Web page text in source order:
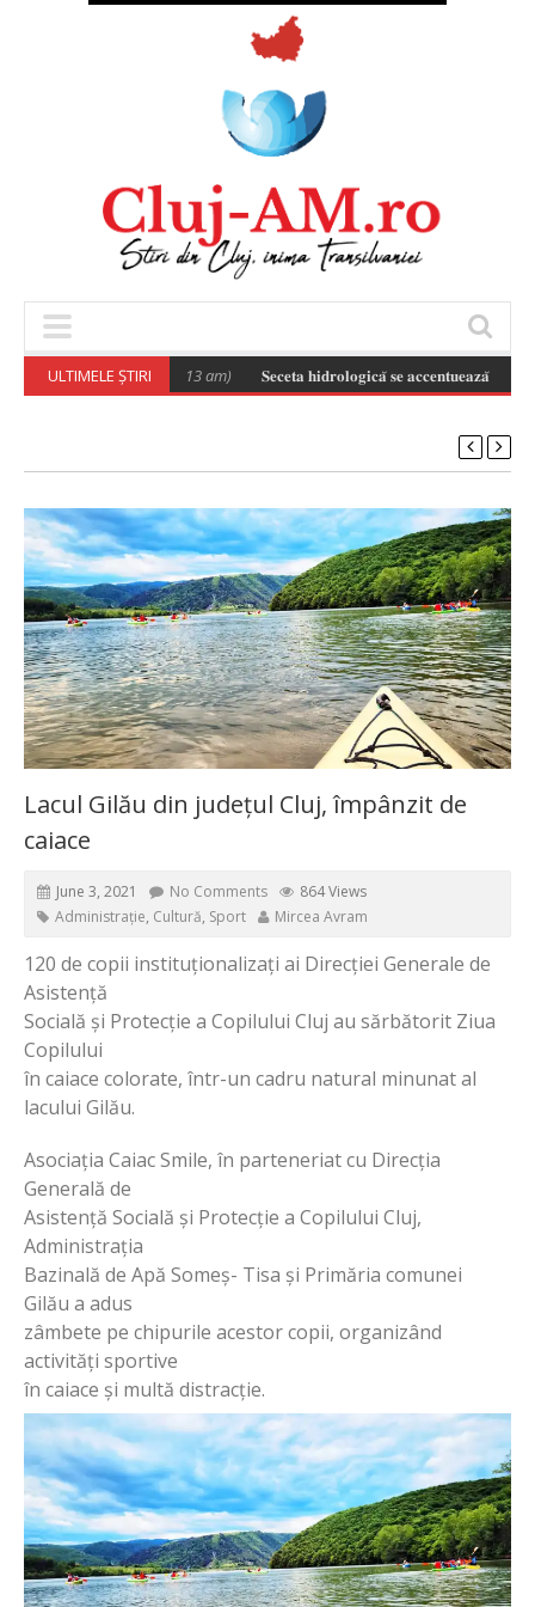
ULTIMELE ȘTIRI
(August 6, 2026 11:13 am) 𝐒𝐞𝐜𝐞𝐭𝐚 𝐡𝐢𝐝𝐫𝐨𝐥𝐨𝐠𝐢𝐜𝐚̆ 𝐬𝐞 𝐚𝐜𝐜𝐞𝐧𝐭𝐮𝐞𝐚𝐳𝐚̆ 𝐢̂𝐧
Lacul Gilău din județul Cluj, împânzit de
caiace
June 3, 2021 No Comments
864 Views
Administrație, Cultură, Sport Mircea Avram
120 de copii instituționalizați ai Direcției Generale de
Asistență
Socială și Protecție a Copilului Cluj au sărbătorit Ziua
Copilului
în caiace colorate, într-un cadru natural minunat al
lacului Gilău.
Asociația Caiac Smile, în parteneriat cu Direcția
Generală de
Asistență Socială și Protecție a Copilului Cluj,
Administrația
Bazinală de Apă Someș- Tisa și Primăria comunei
Gilău a adus
zâmbete pe chipurile acestor copii, organizând
activități sportive
în caiace și multă distracție.